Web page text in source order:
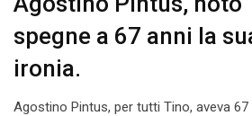
spegne a 67 anni la
ironia.
Agostino Pintus, per tutti Tino, aveva